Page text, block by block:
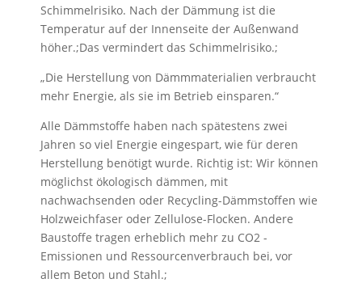
Schimmel­risiko. Nach der Dämmung ist die
Temperatur auf der Innenseite der Außenwand
höher.;Das vermindert das Schimmel­risiko.;
„Die Herstellung von Dämmmaterialien verbraucht
mehr Energie, als sie im Betrieb einsparen.“
Alle Dämmstoffe haben nach spätestens zwei
Jahren so viel Energie eingespart, wie für deren
Herstellung benötigt wurde. Richtig ist: Wir können
möglichst ökologisch dämmen, mit
nachwachsenden oder Recycling-Dämmstoffen wie
Holzweichfaser oder Zellulose-Flocken. Andere
Baustoffe tragen erheblich mehr zu CO2 -
Emissionen und Ressourcenverbrauch bei, vor
allem Beton und Stahl.;